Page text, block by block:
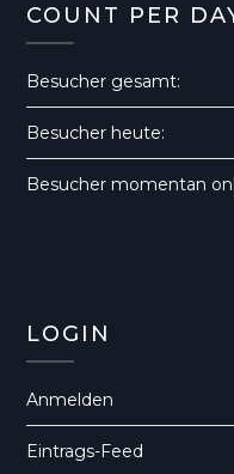
COUNT PER
Besucher gesamt:
Besucher heute:
Besucher momentan
LOGIN
Anmelden
Eintrags-Feed